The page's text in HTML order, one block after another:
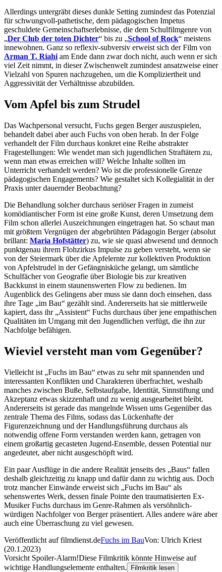
Allerdings untergräbt dieses dunkle Setting zumindest das Potenzial
für schwungvoll-pathetische, dem pädagogischen Impetus
geschuldete Gemeinschaftserlebnisse, die dem Schulfilmgenre von
„Der Club der toten Dichter“ bis zu „School of Rock“ meistens
innewohnen. Ganz so reflexiv-subversiv erweist sich der Film von
Arman T. Riahi am Ende dann zwar doch nicht, auch wenn er sich
viel Zeit nimmt, in dieser Zwischenwelt zumindest ansatzweise einer
Vielzahl von Spuren nachzugehen, um die Kompliziertheit und
Aggressivität der Verhältnisse abzubilden.
Vom Apfel bis zum Strudel
Das Wachpersonal versucht, Fuchs gegen Berger auszuspielen,
behandelt dabei aber auch Fuchs von oben herab. In der Folge
verhandelt der Film durchaus konkret eine Reihe abstrakter
Fragestellungen: Wie wendet man sich jugendlichen Straftätern zu,
wenn man etwas erreichen will? Welche Inhalte sollten im
Unterricht verhandelt werden? Wo ist die professionelle Grenze
pädagogischen Engagements? Wie gestaltet sich Kollegialität in der
Praxis unter dauernder Beobachtung?
Die Behandlung solcher durchaus seriöser Fragen in zumeist
komödiantischer Form ist eine große Kunst, deren Umsetzung dem
Film schon allerlei Auszeichnungen eingetragen hat. So schaut man
mit größtem Vergnügen der abgebrühten Pädagogin Berger (absolut
brillant: Maria Hofstätter) zu, wie sie quasi abwesend und dennoch
punktgenau ihrem Flohzirkus Impulse zu geben versteht, wenn sie
von der Steiermark über die Apfelernte zur kollektiven Produktion
von Apfelstrudel in der Gefängnisküche gelangt, um sämtliche
Schulfächer von Geografie über Biologie bis zur kreativen
Backkunst in einem staunenswerten Flow zu bedienen. Im
Augenblick des Gelingens aber muss sie dann doch einsehen, dass
ihre Tage „im Bau“ gezählt sind. Andererseits hat sie mittlerweile
kapiert, dass ihr „Assistent“ Fuchs durchaus über jene empathischen
Qualitäten im Umgang mit den Jugendlichen verfügt, die ihn zur
Nachfolge befähigen.
Wieviel versteht man vom Gegenüber?
Vielleicht ist „Fuchs im Bau“ etwas zu sehr mit spannenden und
interessanten Konflikten und Charakteren überfrachtet, weshalb
manches zwischen Buße, Selbstaufgabe, Identität, Sinnstiftung und
Akzeptanz etwas skizzenhaft und zu wenig ausgearbeitet bleibt.
Andererseits ist gerade das mangelnde Wissen ums Gegenüber das
zentrale Thema des Films, sodass das Lückenhafte der
Figurenzeichnung und der Handlungsführung durchaus als
notwendig offene Form verstanden werden kann, getragen von
einem großartig gecasteten Jugend-Ensemble, dessen Potential nur
angedeutet, aber nicht ausgeschöpft wird.
Ein paar Ausflüge in die andere Realität jenseits des „Baus“ fallen
deshalb gleichzeitig zu knapp und dafür dann zu wichtig aus. Doch
trotz mancher Einwände erweist sich „Fuchs im Bau“ als
sehenswertes Werk, dessen finale Pointe den traumatisierten Ex-
Musiker Fuchs durchaus im Genre-Rahmen als versöhnlich-
würdigen Nachfolger von Berger präsentiert. Alles andere wäre aber
auch eine Überraschung zu viel gewesen.
Veröffentlicht auf filmdienst.deFuchs im BauVon: Ulrich Kriest
(20.1.2023)
Vorsicht Spoiler-Alarm!Diese Filmkritik könnte Hinweise auf
wichtige Handlungselemente enthalten.
Filmkritik lesen